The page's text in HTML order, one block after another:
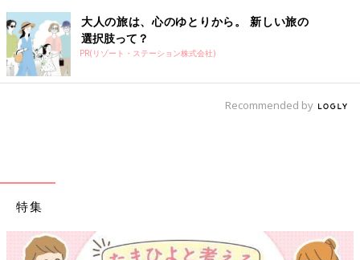
大人の旅は、心のゆとりから。 新しい旅の
選択肢って？
PR(リゾート・ステーション株式会社)
Recommended by
特集